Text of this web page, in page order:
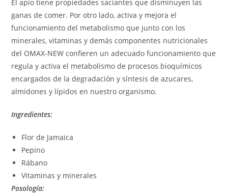
El apio tiene propiedades saciantes que disminuyen las
ganas de comer. Por otro lado, activa y mejora el
funcionamiento del metabolismo que junto con los
minerales, vitaminas y demás componentes nutricionales
del OMAX-NEW confieren un adecuado funcionamiento que
regula y activa el metabolismo de procesos bioquímicos
encargados de la degradación y síntesis de azucares,
almidones y lípidos en nuestro organismo.
Ingredientes:
Flor de Jamaica
Pepino
Rábano
Vitaminas y minerales
Posología: